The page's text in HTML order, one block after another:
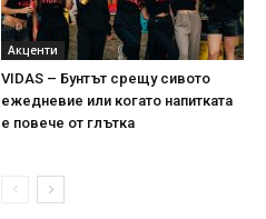
Акценти
VIDAS – Бунтът срещу сивото
ежедневие или когато напитката
е повече от глътка